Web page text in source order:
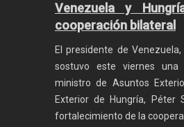
Venezuela y
cooperación bilateral
El presidente de
sostuvo este viernes una
ministro de Asuntos
Exterior de Hungría, Péter
fortalecimiento de la